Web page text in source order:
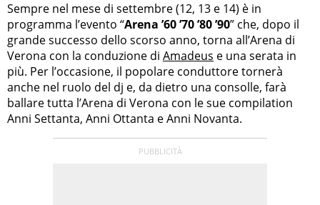
Sempre nel mese di settembre (12, 13 e 14) è in
programma l’evento “Arena ’60 ’70 ’80 ’90” che, dopo il
grande successo dello scorso anno, torna all’Arena di
Verona con la conduzione di Amadeus e una serata in
più. Per l’occasione, il popolare conduttore tornerà
anche nel ruolo del dj e, da dietro una consolle, farà
ballare tutta l’Arena di Verona con le sue compilation
Anni Settanta, Anni Ottanta e Anni Novanta.